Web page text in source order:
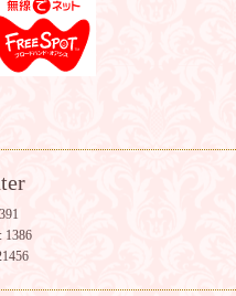
391
1386